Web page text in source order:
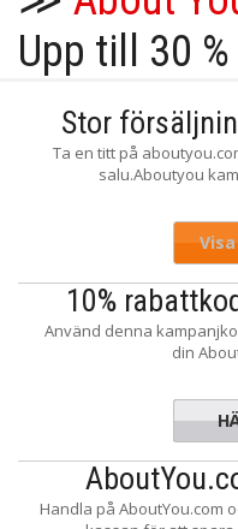
Upp till 30
Stor
Ta en titt på
salu.Aboutyou
10%
Använd denna
din
Handla på AboutYou.com